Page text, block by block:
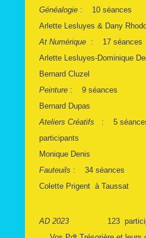
Généalogie: 10
Arlette Lesluyes & Dany
At Numérique: 17
Arlette Lesluyes-Dominique
Bernard Cluzel
Peinture: 9 séances 3
Bernard Dupas
Ateliers Créatifs
: 5
participants
Monique Denis
Fauteuils : 34 séances 7
Colette Prigent à Taussat
AD 2023
123